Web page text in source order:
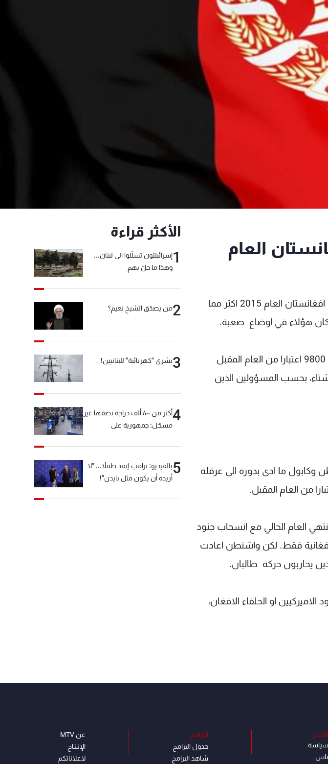
العام
أفاد مسؤولون في البنتاغون أن الجيش الاميركي سيحتفظ بعدد من الجنود في افغانستان العام 2015 اكثر مما
كان هؤلاء في اوضاع صعبة.
وقد اعلنت واشنطن في السابق انها ستخفض عديد جنودها في افغانستان الى 9800 اعتبارا من العام المقبل
نهاية فصل الشتاء، بحسب المسؤولين الذين
وكابول ما ادى بدوره الى عرقلة
من العام المقبل.
العام الحالي مع انسحاب جنود
فقط. لكن واشنطن اعادت
يحاربون حركة طالبان.
او الحلفاء الافغان،
الأكثر قراءة
1إسرائيليّون تسلّلوا الى لبنان...
وهذا ما حلّ بهم
2من يصدّق الشيخ نعيم؟
3بشرى "كهربائية" للبنانيين!
4
أكثر من ٨٠٠ ألف دراجة نصفها غير
مسجّل: جمهورية على
5بالفيديو: ترامب يُنقذ طفلاً... "لا
أريده أن يكون مثل بايدن"!
الأخبار
سياسة
ناس
البرامج
جدول البرامج
شاهد البرامج
عن MTV
الإنـتـاج
لاعلاناتكم